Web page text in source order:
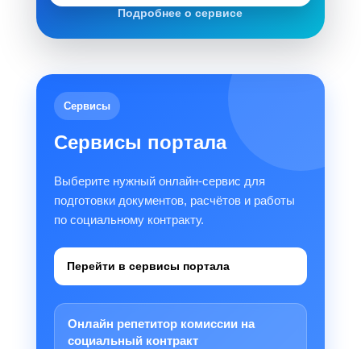
Подробнее о сервисе
Сервисы
Сервисы портала
Выберите нужный онлайн-сервис для
подготовки документов, расчётов и работы
по социальному контракту.
Перейти в сервисы портала
Онлайн репетитор комиссии на
социальный контракт